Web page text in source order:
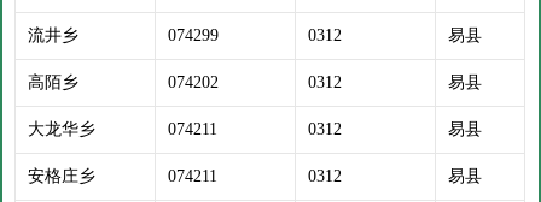
流井乡 074299 0312 易县
高陌乡 074202 0312 易县
大龙华乡 074211 0312 易县
安格庄乡 074211 0312 易县